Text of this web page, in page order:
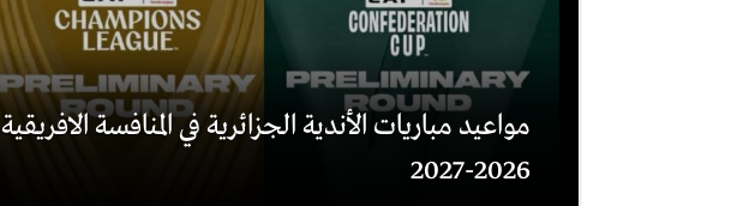
مواعيد مباريات الأندية الجزائرية في المنافسة الافريقية
2026-2027